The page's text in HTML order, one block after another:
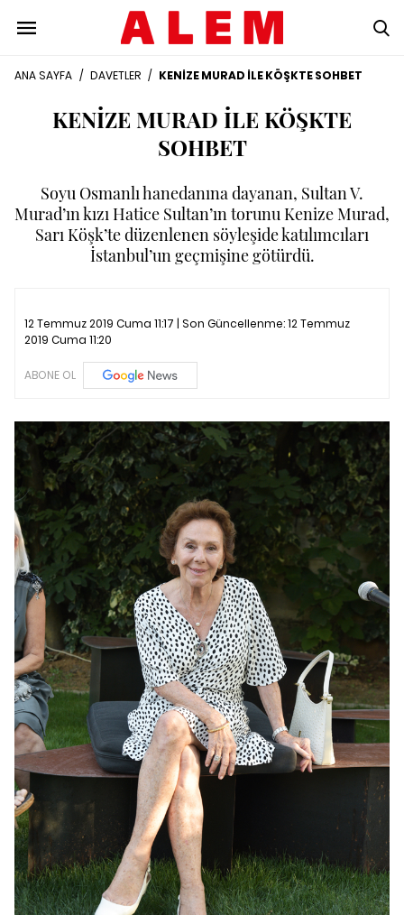
ANA SAYFA / DAVETLER / KENİZE MURAD İLE KÖŞKTE SOHBET
KENİZE MURAD İLE KÖŞKTE
SOHBET
Soyu Osmanlı hanedanına dayanan, Sultan V.
Murad’ın kızı Hatice Sultan’ın torunu Kenize Murad,
Sarı Köşk’te düzenlenen söyleşide katılımcıları
İstanbul’un geçmişine götürdü.
12 Temmuz 2019 Cuma 11:17 | Son Güncellenme:12 Temmuz
2019 Cuma 11:20
ABONE OL